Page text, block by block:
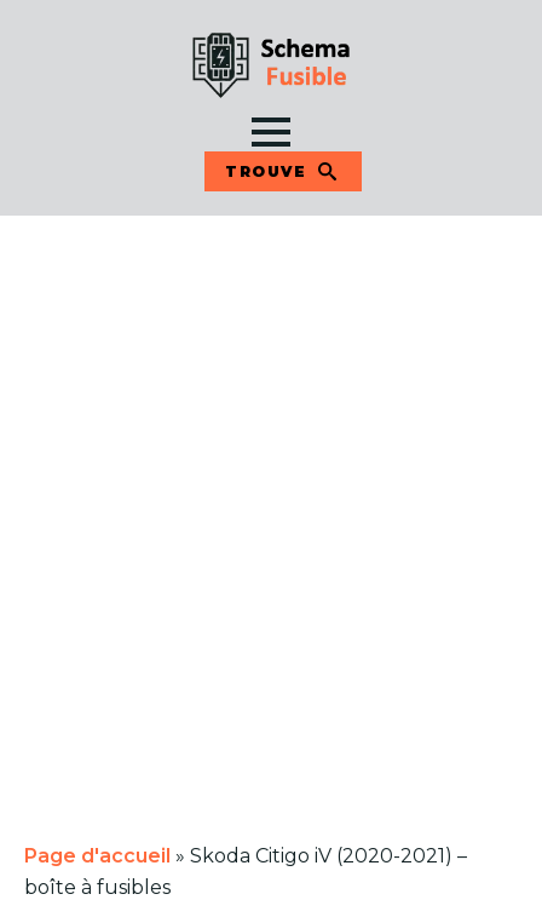
TROUVE
Page d'accueil » Skoda Citigo iV (2020-2021) –
boîte à fusibles